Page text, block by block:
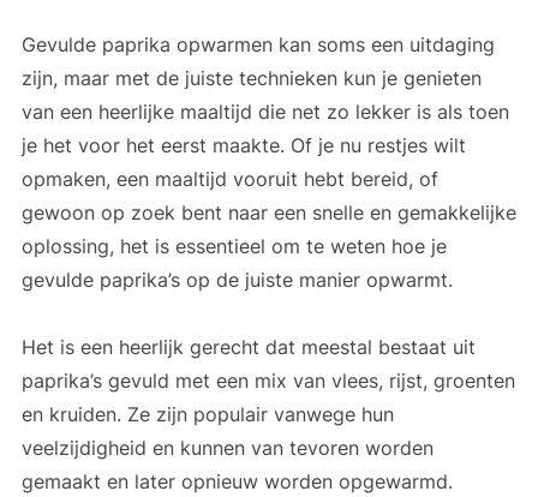
Gevulde paprika opwarmen kan soms een uitdaging
zijn, maar met de juiste technieken kun je genieten
van een heerlijke maaltijd die net zo lekker is als toen
je het voor het eerst maakte. Of je nu restjes wilt
opmaken, een maaltijd vooruit hebt bereid, of
gewoon op zoek bent naar een snelle en gemakkelijke
oplossing, het is essentieel om te weten hoe je
gevulde paprika’s op de juiste manier opwarmt.
Het is een heerlijk gerecht dat meestal bestaat uit
paprika’s gevuld met een mix van vlees, rijst, groenten
en kruiden. Ze zijn populair vanwege hun
veelzijdigheid en kunnen van tevoren worden
gemaakt en later opnieuw worden opgewarmd.